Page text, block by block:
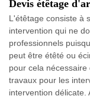
Devis étêtage
L'étêtage consiste à
intervention qui ne
professionnels
peut être étêté ou
pour cela
travaux pour les
intervention délicate.